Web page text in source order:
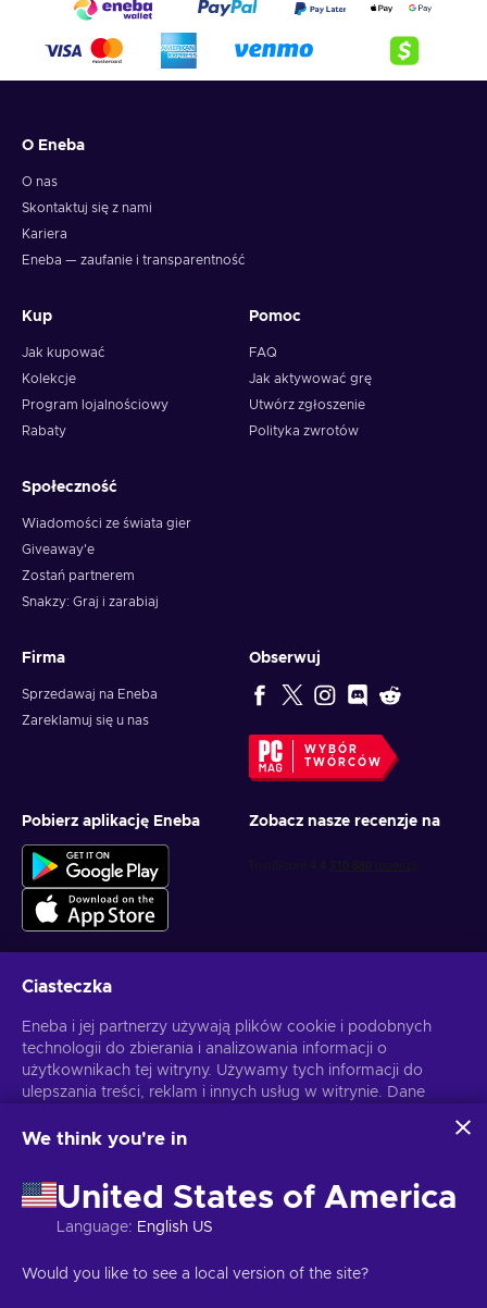
O Eneba
O nas
Skontaktuj się z nami
Kariera
Eneba — zaufanie i transparentność
Kup
Jak kupować
Kolekcje
Program lojalnościowy
Rabaty
Pomoc
FAQ
Jak aktywować grę
Utwórz zgłoszenie
Polityka zwrotów
Społeczność
Wiadomości ze świata gier
Giveaway'e
Zostań partnerem
Snakzy: Graj i zarabiaj
Firma
Sprzedawaj na Eneba
Zareklamuj się u nas
Obserwuj
WYBÓR
TWÓRCÓW
Pobierz aplikację Eneba Zobacz nasze recenzje na
Subskrybuj
Możesz anulować subskrypcję w dowolnej chwili. Sprawdź Politykę
Copyright © 2026 Eneba. Wszelkie prawa zastrzeżone.
Ciasteczka
Eneba i jej partnerzy używają plików cookie i podobnych
technologii do zbierania i analizowania informacji o
użytkownikach tej witryny. Używamy tych informacji do
ulepszania treści, reklam i innych usług w witrynie. Dane
do personalizacji reklam.
korzystanie z tych technologii przez firmę Eneba i jej
partnerów. Zgodę można dostosować, klikając przycisk
"Dostosuj".
danych przez Google można znaleźć na stronie
We think you're in
United States of America
Language: English US
Would you like to see a local version of the site?